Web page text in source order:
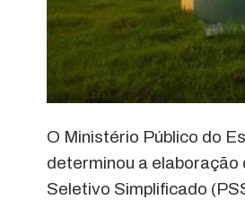
O Ministério Público do
determinou a elaboração
Seletivo Simplificado